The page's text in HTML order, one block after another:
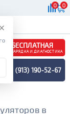
0 0
БЕСПЛАТНАЯ
ЗАРЯДКА И ДИАГНОСТИКА
+7 (913) 190-52-67
в